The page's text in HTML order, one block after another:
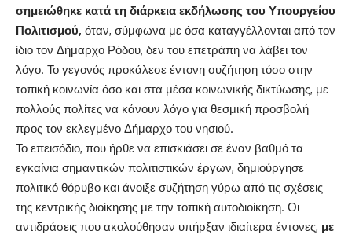
σημειώθηκε κατά τη διάρκεια εκδήλωσης του Υπουργείου
Πολιτισμού, όταν, σύμφωνα με όσα καταγγέλλονται από τον
ίδιο τον Δήμαρχο Ρόδου, δεν του επετράπη να λάβει τον
λόγο. Το γεγονός προκάλεσε έντονη συζήτηση τόσο στην
τοπική κοινωνία όσο και στα μέσα κοινωνικής δικτύωσης, με
πολλούς πολίτες να κάνουν λόγο για θεσμική προσβολή
προς τον εκλεγμένο Δήμαρχο του νησιού.
Το επεισόδιο, που ήρθε να επισκιάσει σε έναν βαθμό τα
εγκαίνια σημαντικών πολιτιστικών έργων, δημιούργησε
πολιτικό θόρυβο και άνοιξε συζήτηση γύρω από τις σχέσεις
της κεντρικής διοίκησης με την τοπική αυτοδιοίκηση. Οι
αντιδράσεις που ακολούθησαν υπήρξαν ιδιαίτερα έντονες, με